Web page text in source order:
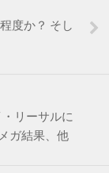
度か？ そし
リーサルに
ガ結果、他